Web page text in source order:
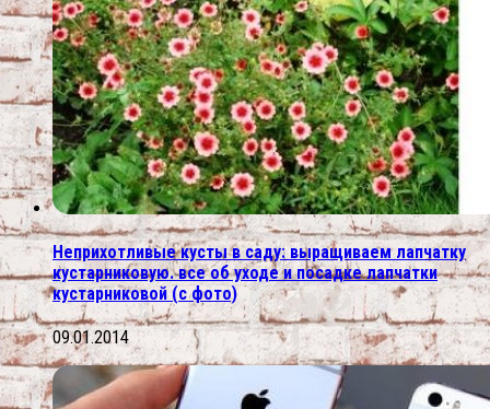
Неприхотливые кусты в саду: выращиваем лапчатку
кустарниковую. все об уходе и посадке лапчатки
кустарниковой (с фото)
09.01.2014